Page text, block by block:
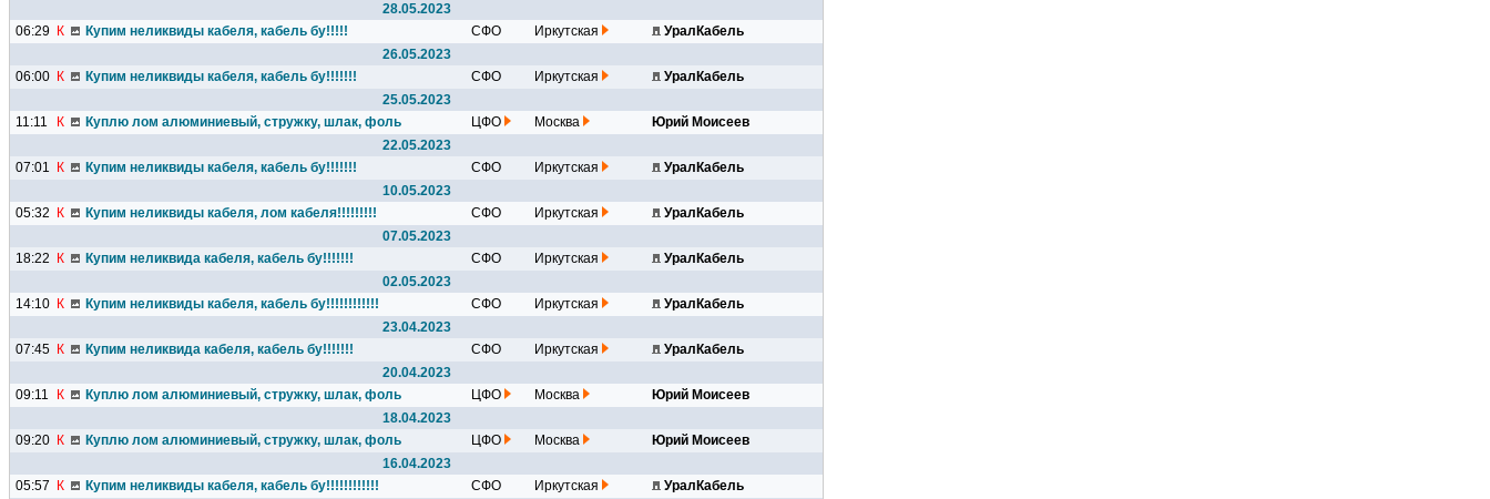
28.05.2023
06:29 К Купим неликвиды кабеля, кабель бу!!!!! СФО Иркутская
УралКабель
26.05.2023
06:00 К Купим неликвиды кабеля, кабель бу!!!!!!! СФО Иркутская
УралКабель
25.05.2023
11:11
К Куплю лом алюминиевый, стружку, шлак, фольгу, банки и т.д.
ЦФО Москва
Юрий Моисеев
22.05.2023
07:01
К Купим неликвиды кабеля, кабель бу!!!!!!! СФО Иркутская
УралКабель
10.05.2023
05:32
К Купим неликвиды кабеля, лом кабеля!!!!!!!!! СФО Иркутская
УралКабель
07.05.2023
18:22
К Купим неликвида кабеля, кабель бу!!!!!!! СФО Иркутская
УралКабель
02.05.2023
14:10 К Купим неликвиды кабеля, кабель бу!!!!!!!!!!!! СФО Иркутская
УралКабель
23.04.2023
07:45 К Купим неликвида кабеля, кабель бу!!!!!!! СФО Иркутская
УралКабель
20.04.2023
09:11
К Куплю лом алюминиевый, стружку, шлак, фольгу, банки и т.д.
ЦФО Москва
Юрий Моисеев
18.04.2023
09:20 К Куплю лом алюминиевый, стружку, шлак, фольгу, банки и т.д.
ЦФО Москва
Юрий Моисеев
16.04.2023
05:57
К Купим неликвиды кабеля, кабель бу!!!!!!!!!!!! СФО Иркутская УралКабель